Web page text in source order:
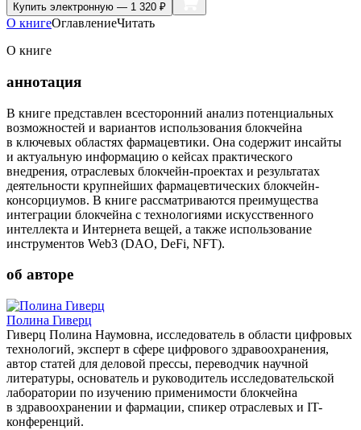
Купить электронную — 1 320 ₽
О книгеОглавлениеЧитать
О книге
аннотация
В книге представлен всесторонний анализ потенциальных
возможностей и вариантов использования блокчейна
в ключевых областях фармацевтики. Она содержит инсайты
и актуальную информацию о кейсах практического
внедрения, отраслевых блокчейн-проектах и результатах
деятельности крупнейших фармацевтических блокчейн-
консорциумов. В книге рассматриваются преимущества
интеграции блокчейна с технологиями искусственного
интеллекта и Интернета вещей, а также использование
инструментов Web3 (DAO, DeFi, NFT).
об авторе
Полина Гиверц
Гиверц Полина Наумовна, исследователь в области цифровых
технологий, эксперт в сфере цифрового здравоохранения,
автор статей для деловой прессы, переводчик научной
литературы, основатель и руководитель исследовательской
лаборатории по изучению применимости блокчейна
в здравоохранении и фармации, спикер отраслевых и IT-
конференций.